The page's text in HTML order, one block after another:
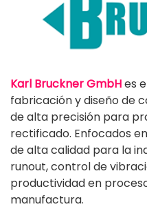
Karl Bruckner GmbHes
fabricación y diseño de
de alta precisión para
rectificado. Enfocados
de alta calidad para la
runout, control de
productividad en
manufactura.